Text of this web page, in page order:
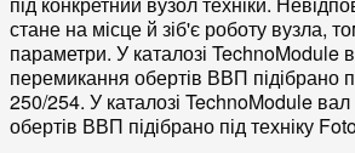
стане на місце й зіб'є роботу вузла,
параметри. У каталозі TechnoModule
перемикання обертів ВВП підібрано
250/254. У каталозі TechnoModule
обертів ВВП підібрано під техніку